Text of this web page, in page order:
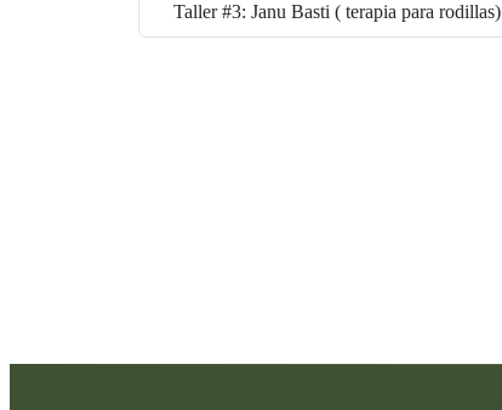
Taller #3: Janu Basti ( terapia para rodillas)